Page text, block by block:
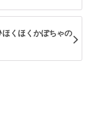
くほくかぼちゃの